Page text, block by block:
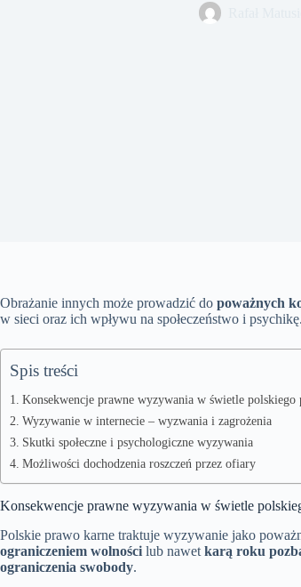
Obrażanie innych może prowadzić do poważnych
w sieci oraz ich wpływu na społeczeństwo i
Spis treści
Konsekwencje prawne wyzywania w świetle polskiego
Wyzywanie w internecie – wyzwania i zagrożenia
Skutki społeczne i psychologiczne wyzywania
Możliwości dochodzenia roszczeń przez ofiary
Konsekwencje prawne wyzywania w świetle
Polskie prawo karne traktuje wyzywanie jako
ograniczeniem wolności lub nawet karą roku
ograniczenia swobody.